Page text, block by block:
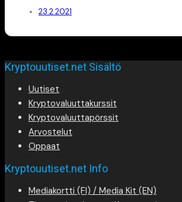
23.2.2021
Kryptouutiset.net Sisältö
Uutiset
Kryptovaluuttakurssit
Kryptovaluuttapörssit
Arvostelut
Oppaat
Kryptouutiset.net Info
Mediakortti (FI) / Media Kit (EN)